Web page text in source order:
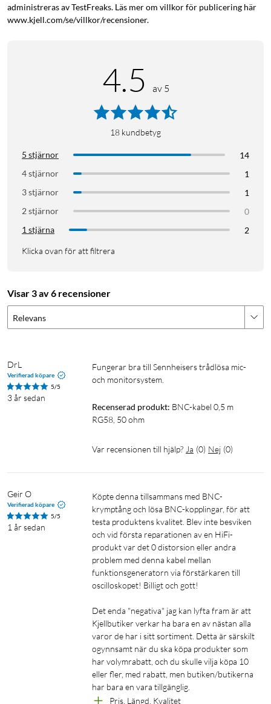
administreras av TestFreaks. Läs mer om villkor för publicering här
www.kjell.com/se/villkor/recensioner.
4.5 av 5
18 kundbetyg
5 stjärnor
14
4 stjärnor
1
3 stjärnor
1
2 stjärnor
0
1 stjärna
2
Klicka ovan för att filtrera
Visar 3 av 6 recensioner
Relevans
DrL
Verifierad köpare
5/5
3 år sedan
Fungerar bra till Sennheisers trådlösa mic-
och monitorsystem.
Recenserad produkt: BNC-kabel 0,5 m
RG58, 50 ohm
Var recensionen till hjälp? Ja (0) Nej (0)
Geir O
Verifierad köpare
5/5
1 år sedan
Köpte denna tillsammans med BNC-
krymptång och lösa BNC-kopplingar, för att
testa produktens kvalitet. Blev inte besviken
och vid första reparationen av en HiFi-
produkt var det 0 distorsion eller andra
problem med denna kabel mellan
funktionsgeneratorn via förstärkaren till
oscilloskopet! Billigt och gott!
Det enda "negativa" jag kan lyfta fram är att
Kjellbutiker verkar ha bara en av nästan alla
varor de har i sitt sortiment. Detta är särskilt
ogynnsamt när du ska köpa produkter som
har volymrabatt, och du skulle vilja köpa 10
eller fler, med rabatt, men butiken/butikerna
har bara en vara tillgänglig.
Pris, Längd, Kvalitet